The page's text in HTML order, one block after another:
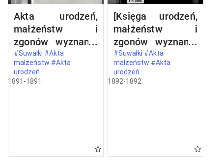
Akta urodzeń,
małżeństw i
zgonów wyznania
rzymskokatolickie
go parafii w
Suwałkach
#Suwałki #Akta
małżeństw #Akta
urodzeń
1891-1891
[Księga urodzeń,
małżeństw i
zgonów wyznania
rzymskokatolickie
go parafii w
Suwałkac]
#Suwałki #Akta
małżeństw #Akta
urodzeń
1892-1892